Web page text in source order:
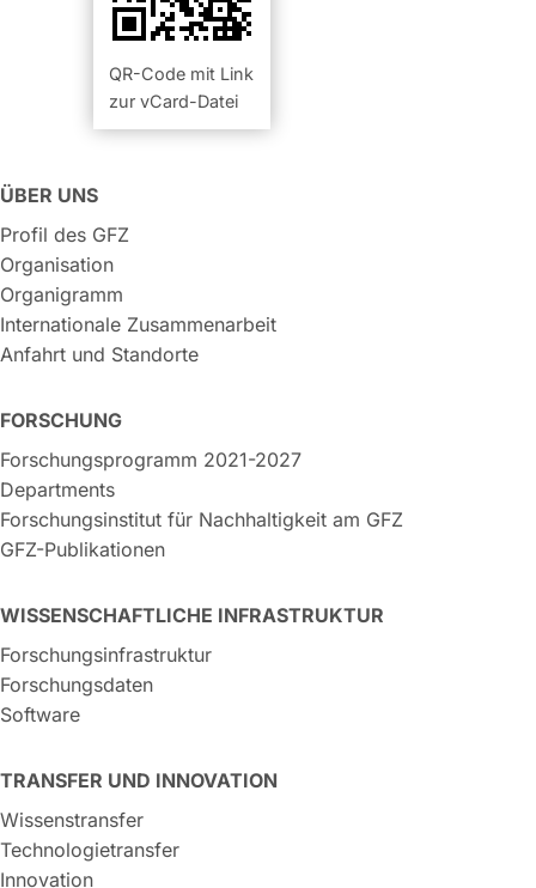
QR-Code mit Link
zur vCard-Datei
ÜBER UNS
Profil des GFZ
Organisation
Organigramm
Internationale Zusammenarbeit
Anfahrt und Standorte
FORSCHUNG
Forschungsprogramm 2021-2027
Departments
Forschungsinstitut für Nachhaltigkeit am GFZ
GFZ-Publikationen
WISSENSCHAFTLICHE INFRASTRUKTUR
Forschungsinfrastruktur
Forschungsdaten
Software
TRANSFER UND INNOVATION
Wissenstransfer
Technologietransfer
Innovation